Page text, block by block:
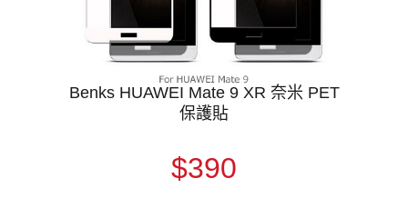
Benks HUAWEI Mate 9 XR 奈米 PET
保護貼
$390